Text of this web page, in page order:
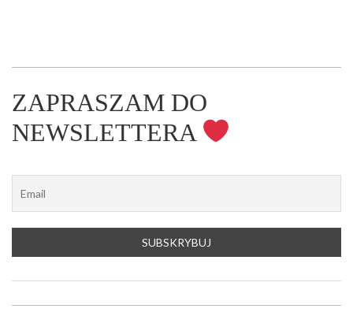
ZAPRASZAM DO
NEWSLETTERA